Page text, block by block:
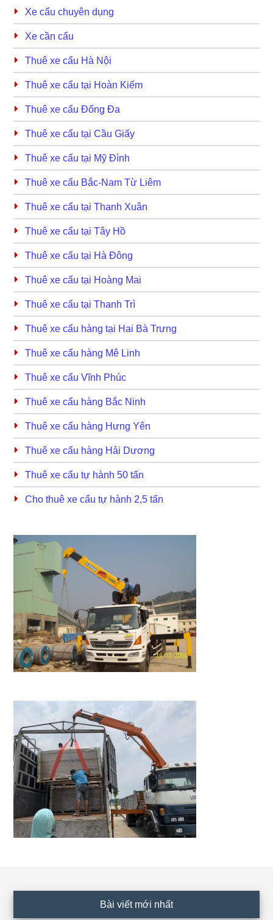
Xe cẩu chuyên dụng
Xe cần cẩu
Thuê xe cẩu Hà Nội
Thuê xe cẩu tại Hoàn Kiếm
Thuê xe cẩu Đống Đa
Thuê xe cẩu tại Cầu Giấy
Thuê xe cẩu tại Mỹ Đình
Thuê xe cẩu Bắc-Nam Từ Liêm
Thuê xe cẩu tại Thanh Xuân
Thuê xe cẩu tại Tây Hồ
Thuê xe cẩu tại Hà Đông
Thuê xe cẩu tại Hoàng Mai
Thuê xe cẩu tại Thanh Trì
Thuê xe cẩu hàng tại Hai Bà Trưng
Thuê xe cẩu hàng Mê Linh
Thuê xe cẩu Vĩnh Phúc
Thuê xe cẩu hàng Bắc Ninh
Thuê xe cẩu hàng Hưng Yên
Thuê xe cẩu hàng Hải Dương
Thuê xe cẩu tự hành 50 tấn
Cho thuê xe cẩu tự hành 2,5 tấn
Bài viết mới nhất